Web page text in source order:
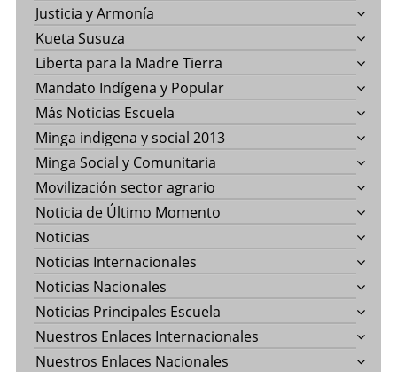
Justicia y Armonía
Kueta Susuza
Liberta para la Madre Tierra
Mandato Indígena y Popular
Más Noticias Escuela
Minga indigena y social 2013
Minga Social y Comunitaria
Movilización sector agrario
Noticia de Último Momento
Noticias
Noticias Internacionales
Noticias Nacionales
Noticias Principales Escuela
Nuestros Enlaces Internacionales
Nuestros Enlaces Nacionales